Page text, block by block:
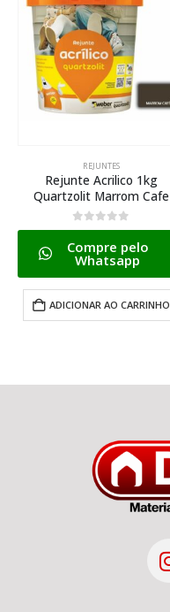
REJUNTES
Rejunte Acrilico 1kg
Quartzolit Marrom Cafe
0de 5
Compre pelo
Whatsapp
ADICIONAR AO CARRINHO